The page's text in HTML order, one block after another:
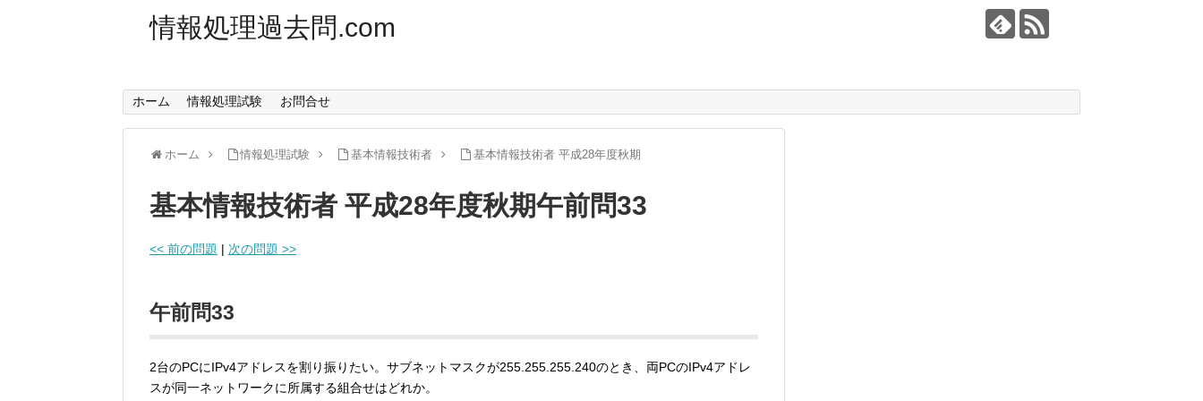
情報処理過去問.com
ホーム 情報処理試験 お問合せ
ホーム 情報処理試験 基本情報技術者 基本情報技術者 平成28年度秋期
基本情報技術者 平成28年度秋期午前問33
<< 前の問題 | 次の問題 >>
午前問33
2台のPCにIPv4アドレスを割り振りたい。サブネットマスクが255.255.255.240のとき、両PCのIPv4アドレ
スが同一ネットワークに所属する組合せはどれか。